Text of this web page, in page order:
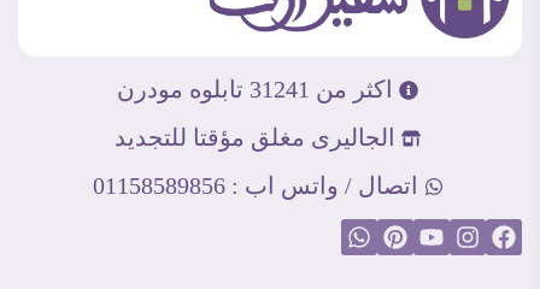
اكثر من 31241 تابلوه مودرن
الجاليرى مغلق مؤقتا للتجديد
اتصال / واتس اب : 01158589856